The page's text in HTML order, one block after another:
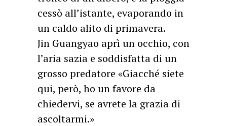
cessò all’istante, evaporando in
un caldo alito di primavera.
Jin Guangyao aprì un occhio, con
l’aria sazia e soddisfatta di un
grosso predatore «Giacché siete
qui, però, ho un favore da
chiedervi, se avrete la grazia di
ascoltarmi.»